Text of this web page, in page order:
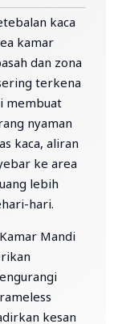
kaca
kamar
dan zona
terkena
membuat
nyaman
kaca, aliran
ke area
lebih
hari.
Mandi
kesan